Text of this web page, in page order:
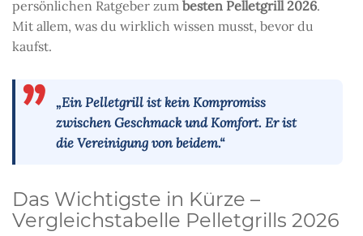
persönlichen Ratgeber zum besten Pelletgrill 2026.
Mit allem, was du wirklich wissen musst, bevor du
kaufst.
„Ein Pelletgrill ist kein Kompromiss
zwischen Geschmack und Komfort. Er ist
die Vereinigung von beidem.“
Das Wichtigste in Kürze –
Vergleichstabelle Pelletgrills 2026